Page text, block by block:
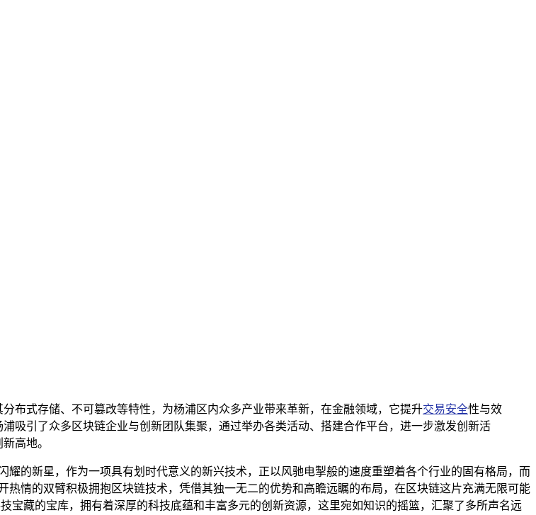
布式存储、不可篡改等特性，为杨浦区内众多产业带来革新，在金融领域，它提升交易安全性与效
吸引了众多区块链企业与创新团队集聚，通过举办各类活动、搭建合作平台，进一步激发创新活
高地。
耀的新星，作为一项具有划时代意义的新兴技术，正以风驰电掣般的速度重塑着各个行业的固有格局，而
热情的双臂积极拥抱区块链技术，凭借其独一无二的优势和高瞻远瞩的布局，在区块链这片充满无限可能
宝藏的宝库，拥有着深厚的科技底蕴和丰富多元的创新资源，这里宛如知识的摇篮，汇聚了多所声名远